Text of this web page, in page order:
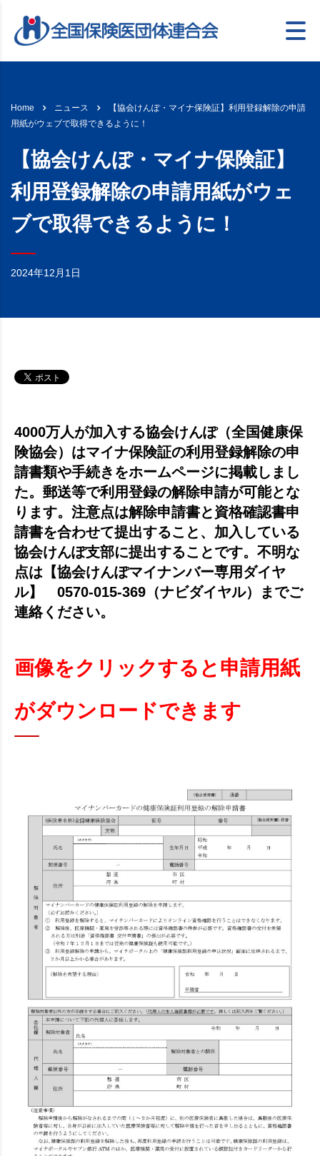
Home ニュース
【協会けんぽ・マイナ保険証】利用登録解除の申請
用紙がウェブで取得できるように！
【協会けんぽ・マイナ保険証】
利用登録解除の申請用紙がウェ
ブで取得できるように！
2024年12月1日
4000万人が加入する協会けんぽ（全国健康保
険協会）はマイナ保険証の利用登録解除の申
請書類や手続きをホームページに掲載しまし
た。郵送等で利用登録の解除申請が可能とな
ります。注意点は解除申請書と資格確認書申
請書を合わせて提出すること、加入している
協会けんぽ支部に提出することです。不明な
点は【協会けんぽマイナンバー専用ダイヤ
ル】 0570-015-369（ナビダイヤル）までご
連絡ください。
画像をクリックすると申請用紙
がダウンロードできます